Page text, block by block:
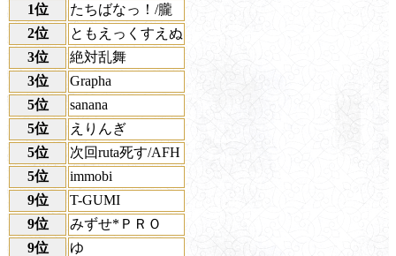
1位
たちばなっ！/朧
2位
ともえっくすえぬ
3位
絶対乱舞
3位
Grapha
5位
sanana
5位
えりんぎ
5位
次回ruta死す/AFH
5位
immobi
9位
T-GUMI
9位
みずせ*ＰＲＯ
9位
ゆ